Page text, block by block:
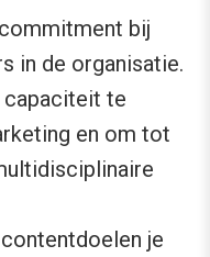
bij
in de organisatie.
capaciteit te
en om tot
je